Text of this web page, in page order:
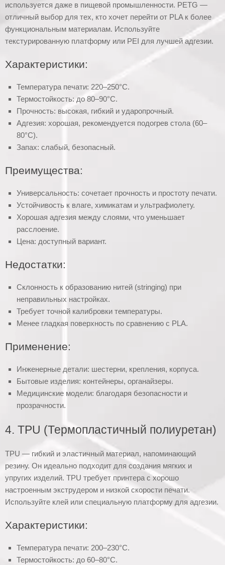
используется даже в пищевой промышленности. PETG —
отличный выбор для тех, кто хочет перейти от PLA к более
функциональным материалам. Используйте
текстурированную платформу или PEI для лучшей адгезии.
Характеристики:
Температура печати: 220–250°C.
Термостойкость: до 80–90°C.
Прочность: высокая, гибкий и ударопрочный.
Адгезия: хорошая, рекомендуется подогрев стола (60–
80°C).
Запах: слабый, безопасный.
Преимущества:
Универсальность: сочетает прочность и простоту печати.
Устойчивость к влаге, химикатам и ультрафиолету.
Хорошая адгезия между слоями, что уменьшает
расслоение.
Цена: доступный вариант.
Недостатки:
Склонность к образованию нитей (stringing) при
неправильных настройках.
Требует точной калибровки температуры.
Менее гладкая поверхность по сравнению с PLA.
Применение:
Инженерные детали: шестерни, крепления, корпуса.
Бытовые изделия: контейнеры, органайзеры.
Медицинские модели: благодаря безопасности и
прозрачности.
4. TPU (Термопластичный полиуретан)
TPU — гибкий и эластичный материал, напоминающий
резину. Он идеально подходит для создания мягких и
упругих изделий. TPU требует принтера с хорошо
настроенным экструдером и низкой скорости печати.
Используйте клей или специальную платформу для адгезии.
Характеристики:
Температура печати: 200–230°C.
Термостойкость: до 60–80°C.